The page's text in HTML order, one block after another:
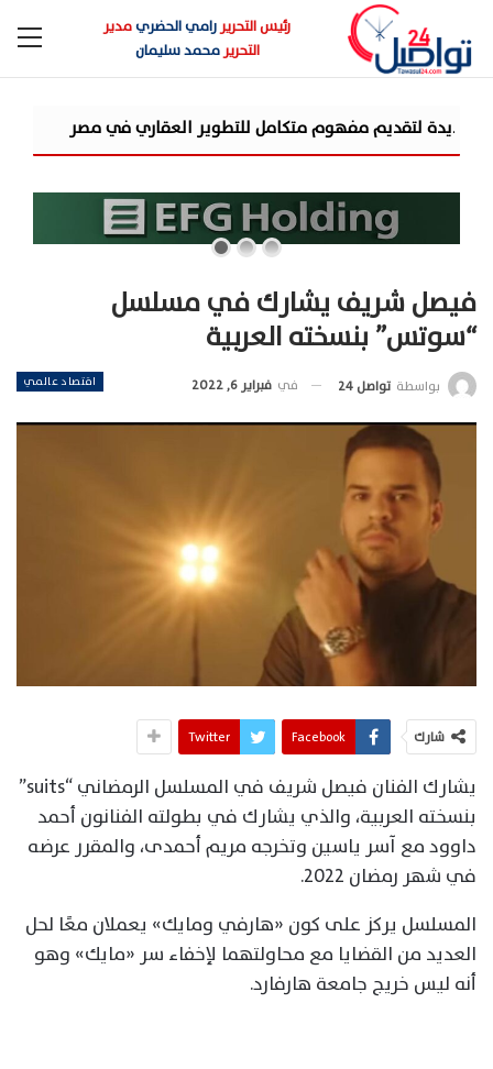
رئيس التحريررامي الحضريمدير
التحريرمحمد سليمان
شركة «AIG» تتعاون مع «CSCEC الصينية» بمشروع «AI Tower» بأعلى المعايير العالمية
فيصل شريف يشارك في مسلسل
“سوتس” بنسخته العربية
اقتصاد عالمي بواسطة تواصل 24 في فبراير 6, 2022
شارك Facebook
Twitter
يشارك الفنان فيصل شريف في المسلسل الرمضاني “suits”
بنسخته العربية، والذي يشارك في بطولته الفنانون أحمد
داوود مع آسر ياسين وتخرجه مريم أحمدى، والمقرر عرضه
في شهر رمضان 2022.
المسلسل يركز على كون «هارفي ومايك» يعملان معًا لحل
العديد من القضايا مع محاولتهما لإخفاء سر «مايك» وهو
أنه ليس خريج جامعة هارفارد.